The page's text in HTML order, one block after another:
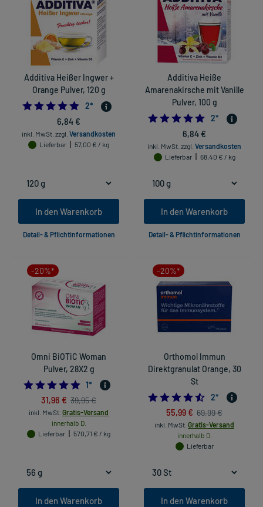
Additiva Heißer Ingwer +
Orange Pulver, 120 g
5.0
2*
6,84 €
inkl. MwSt. zzgl. Versandkosten
Lieferbar
57,00 € / kg
In den Warenkorb
Detail- & Pflichtinformationen
Additiva Heiße
Amarenakirsche mit Vanille
Pulver, 100 g
5.0
2*
6,84 €
inkl. MwSt. zzgl. Versandkosten
Lieferbar
68,40 € / kg
In den Warenkorb
Detail- & Pflichtinformationen
-20%*
Omni BiOTiC Woman
Pulver, 28X2 g
5.0
1*
31,96 € 39,95 €
inkl. MwSt. Gratis-Versand
innerhalb D.
Lieferbar
570,71 € / kg
In den Warenkorb
-20%*
Orthomol Immun
Direktgranulat Orange, 30
St
4.5
2*
55,99 € 69,99 €
inkl. MwSt. Gratis-Versand
innerhalb D.
Lieferbar
In den Warenkorb